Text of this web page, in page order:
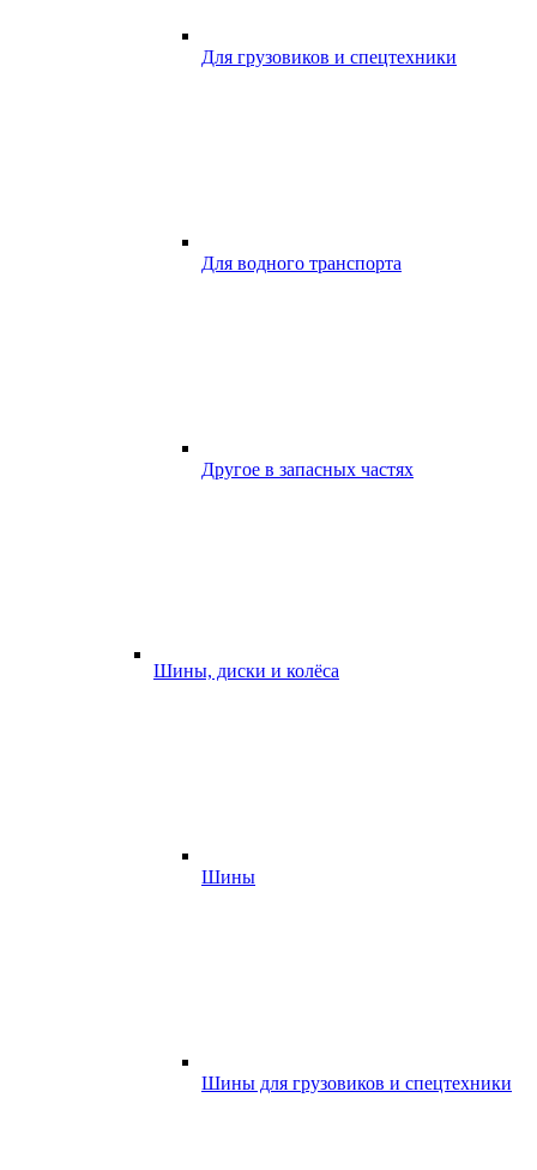
Для грузовиков и спецтехники
Для водного транспорта
Другое в запасных частях
Шины, диски и колёса
Шины
Шины для грузовиков и спецтехники